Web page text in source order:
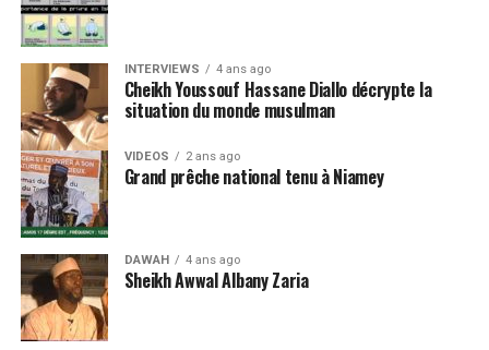
INTERVIEWS 4 ans ago
Cheikh Youssouf Hassane Diallo décrypte la
situation du monde musulman
VIDEOS 2 ans ago
Grand prêche national tenu à Niamey
DAWAH 4 ans ago
Sheikh Awwal Albany Zaria